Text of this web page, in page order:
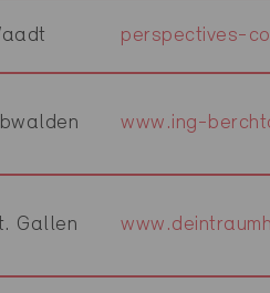
perspectives-
www.ing-
Gallen